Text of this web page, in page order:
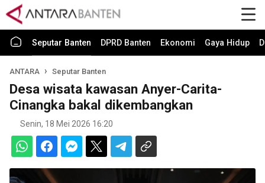
Seputar Banten DPRD Banten Ekonomi Gaya Hidup
ANTARA Seputar Banten
Desa wisata kawasan Anyer-Carita-
Cinangka bakal dikembangkan
Senin, 18 Mei 2026 16:20